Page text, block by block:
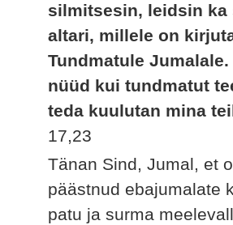
silmitsesin, leidsin ka
altari, millele on
Tundmatule Jumalale.
nüüd kui tundmatut
teda kuulutan mina
17,23
Tänan Sind, Jumal, et
päästnud ebajumalate
patu ja surma